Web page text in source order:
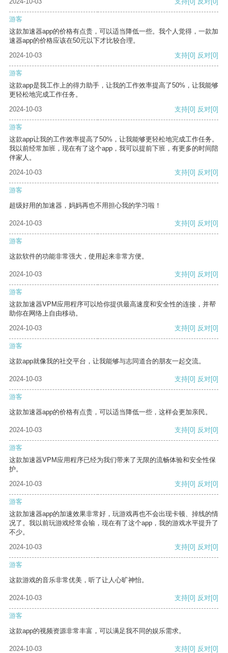
游客
这款加速器app的价格有点贵，可以适当降低一些。我个人觉得，一款加
速器app的价格应该在50元以下才比较合理。
2024-10-03
支持[0] 反对[0]
游客
这款app是我工作上的得力助手，让我的工作效率提高了50%，让我能够
更轻松地完成工作任务。
2024-10-03
支持[0] 反对[0]
游客
这款app让我的工作效率提高了50%，让我能够更轻松地完成工作任务。
我以前经常加班，现在有了这个app，我可以提前下班，有更多的时间陪
伴家人。
2024-10-03
支持[0] 反对[0]
游客
超级好用的加速器，妈妈再也不用担心我的学习啦！
2024-10-03 支持[0] 反对[0]
游客
这款软件的功能非常强大，使用起来非常方便。
2024-10-03 支持[0] 反对[0]
游客
这款加速器VPM应用程序可以给你提供最高速度和安全性的连接，并帮
助你在网络上自由移动。
2024-10-03
支持[0] 反对[0]
游客
这款app就像我的社交平台，让我能够与志同道合的朋友一起交流。
2024-10-03 支持[0] 反对[0]
游客
这款加速器app的价格有点贵，可以适当降低一些，这样会更加亲民。
2024-10-03 支持[0] 反对[0]
游客
这款加速器VPM应用程序已经为我们带来了无限的流畅体验和安全性保
护。
2024-10-03
支持[0] 反对[0]
游客
这款加速器app的加速效果非常好，玩游戏再也不会出现卡顿、掉线的情
况了。我以前玩游戏经常会输，现在有了这个app，我的游戏水平提升了
不少。
2024-10-03
支持[0] 反对[0]
游客
这款游戏的音乐非常优美，听了让人心旷神怡。
2024-10-03 支持[0] 反对[0]
游客
这款app的视频资源非常丰富，可以满足我不同的娱乐需求。
2024-10-03 支持[0] 反对[0]